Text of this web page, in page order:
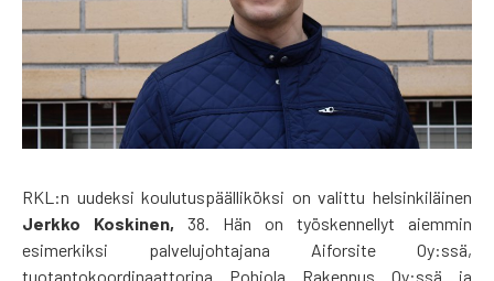
RKL:n uudeksi koulutuspäälliköksi on valittu helsinkiläinen
Jerkko Koskinen, 38. Hän on työskennellyt aiemmin
esimerkiksi palvelujohtajana Aiforsite Oy:ssä,
tuotantokoordinaattorina Pohjola Rakennus Oy:ssä ja